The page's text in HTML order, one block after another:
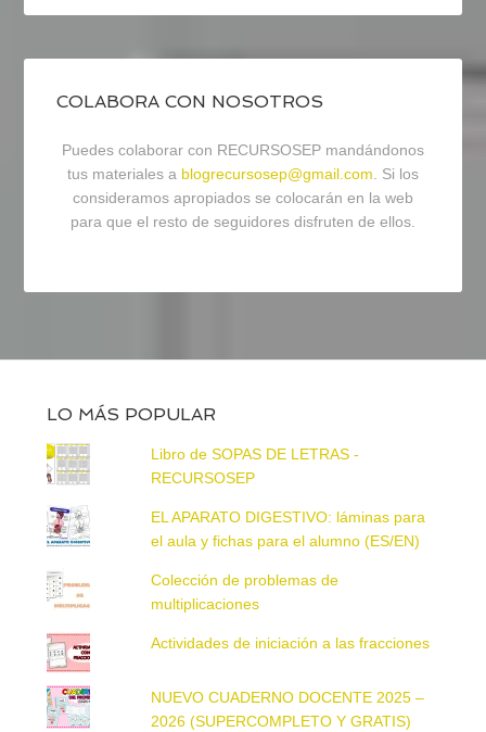
COLABORA CON NOSOTROS
Puedes colaborar con RECURSOSEP mandándonos
tus materiales a blogrecursosep@gmail.com . Si los
consideramos apropiados se colocarán en la web
para que el resto de seguidores disfruten de ellos.
LO MÁS POPULAR
Libro de SOPAS DE LETRAS -
RECURSOSEP
EL APARATO DIGESTIVO: láminas para
el aula y fichas para el alumno (ES/EN)
Colección de problemas de
multiplicaciones
Actividades de iniciación a las fracciones
NUEVO CUADERNO DOCENTE 2025 –
2026 (SUPERCOMPLETO Y GRATIS)